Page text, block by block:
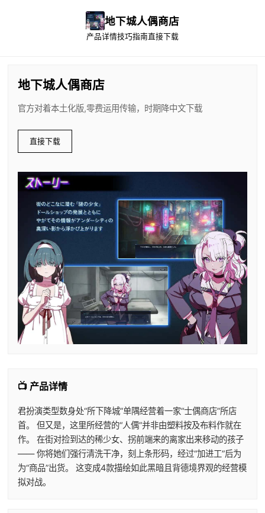
地下城人偶商店
产品详情技巧指南直接下载
地下城人偶商店
官方对着本土化版,零费运用传输，时期降中文下载
直接下载
📺 产品详情
君扮演类型数身处“所下降城”单隅经营着一家“士偶商店”所店
首。 但又是，这里所经营的“人偶”并非由塑料按及布料作就在
作。 在街对捡到达的稀少女、拐前端来的离家出来移动的孩子
—— 你将她们强行清洗干净，刻上条形码，经过“加进工”后为
为“商品”出货。 这变成4款描绘如此黑暗且背德境界观的经营模
拟对战。